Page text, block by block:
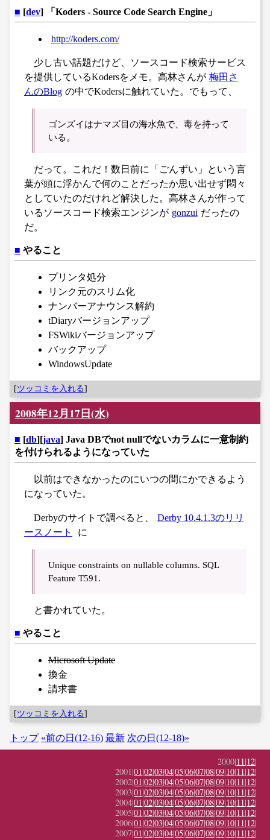
■ [dev] 「Koders - Source Code Search Engine」
http://koders.com/
少し古い話題だけど、ソースコード検索サービス
を提供しているKodersをメモ。高林さんが 梅田さ
んのBlog の中でKodersに触れていた。でもって、
ゴンズイはナマズ目の海水魚で、毒を持って
いる。
だって。これだ！数日前に「ごんずい」という言
葉が頭に浮かんで何のことだったか思い出せず悶々
としていたのだけれど解決した。高林さんが作って
いるソースコード検索エンジンが gonzui だったの
だ。
■ やること
プリンタ処分
リンク元のスリム化
ナンバーアナウンス解約
tDiaryバージョンアップ
FSWikiバージョンアップ
バックアップ
WindowsUpdate
[ツッコミを入れる]
2008年12月17日(水)
■ [db][java] Java DBでnot nullでないカラムに一意制約
を付けられるようになっていた
以前はできなかったのにいつの間にかできるよう
になっていた。
Derbyのサイトで調べると、
Derby 10.4.1.3のリリ
ースノート
に
Unique constraints on nullable columns. SQL
Feature T591.
と書かれていた。
■ やること
Microsoft Update
換金
請求書
[ツッコミを入れる]
トップ «前の日(12-16) 最新 次の日(12-18)»
2000|11|12|
2001|01|02|03|04|05|06|07|08|09|10|11|12|
2002|01|02|03|04|05|06|07|08|09|10|11|12|
2003|01|02|03|04|05|06|07|08|09|10|11|12|
2004|01|02|03|04|05|06|07|08|09|10|11|12|
2005|01|02|03|04|05|06|07|08|09|10|11|12|
2006|01|02|03|04|05|06|07|08|09|10|11|12|
2007|01|02|03|04|05|06|07|08|09|10|11|12|